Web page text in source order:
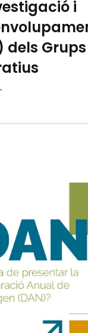
i
dels Grups